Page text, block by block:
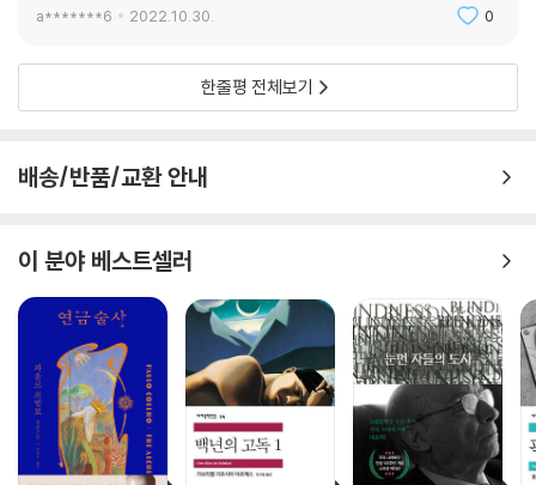
a*******6 2022.10.30. 0
한줄평 전체보기
배송/반품/교환 안내
이 분야 베스트셀러